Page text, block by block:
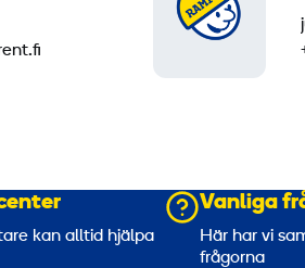
kan alltid hjälpa
Vanliga
Här har vi
frågorna